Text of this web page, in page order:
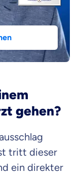
gehen?
tritt dieser
ein direkter